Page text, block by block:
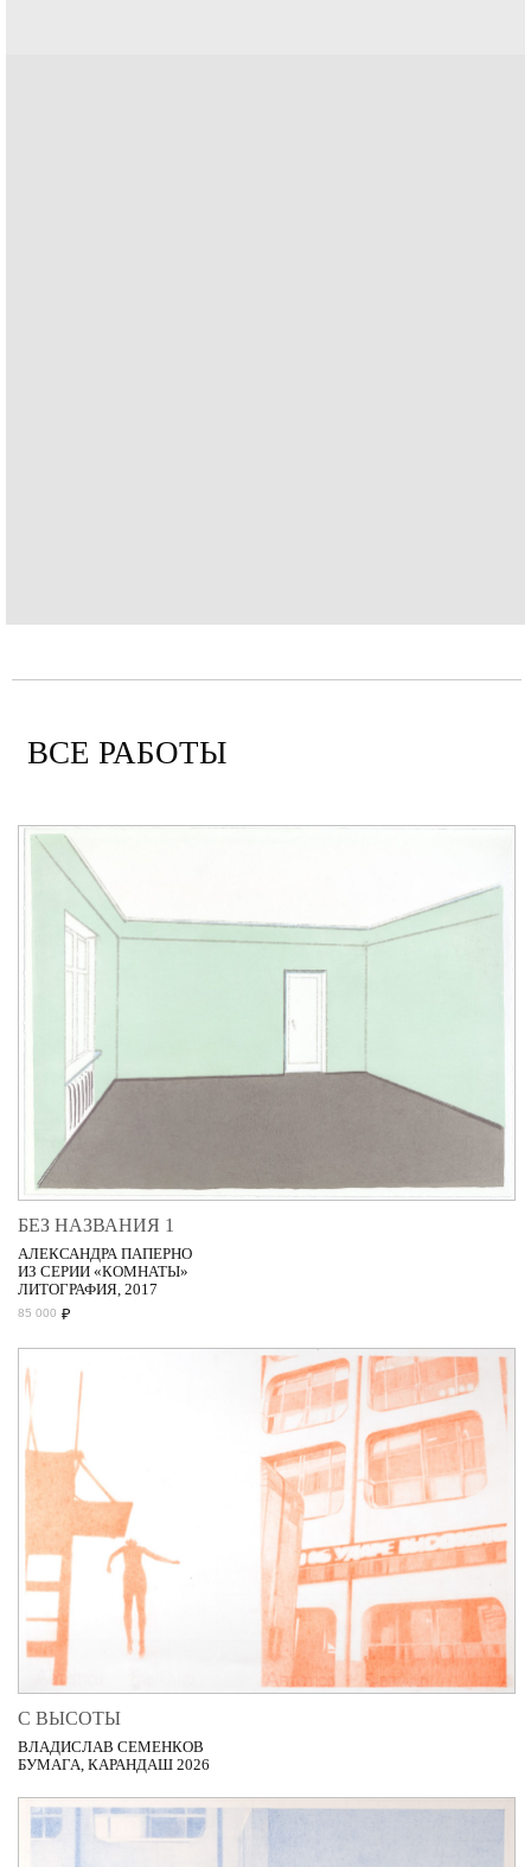
ВСЕ РАБОТЫ
БЕЗ НАЗВАНИЯ 1
АЛЕКСАНДРА ПАПЕРНО
ИЗ СЕРИИ «КОМНАТЫ»
ЛИТОГРАФИЯ, 2017
85 000 ₽
С ВЫСОТЫ
ВЛАДИСЛАВ СЕМЕНКОВ
БУМАГА, КАРАНДАШ 2026